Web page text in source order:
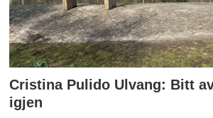
Cristina Pulido Ulvang: Bitt
igjen